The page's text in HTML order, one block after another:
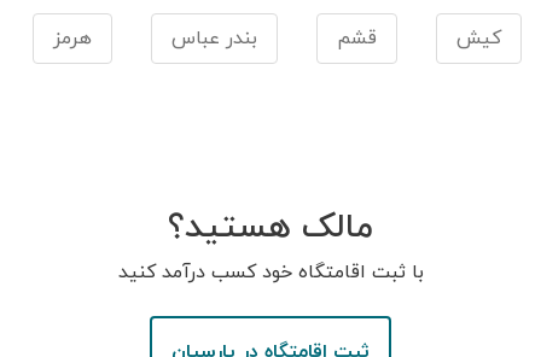
کیش قشم بندر عباس هرمز
مالک هستید؟
با ثبت اقامتگاه خود کسب درآمد کنید